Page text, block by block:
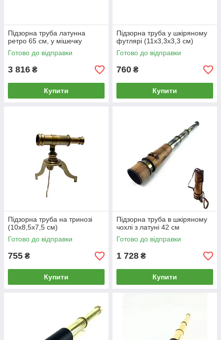
Підзорна труба латунна
ретро 65 см, у мішечку
Готово до відправки
3 816 ₴
Купити
Підзорна труба у шкіряному
футлярі (11х3,3х3,3 см)
Готово до відправки
760 ₴
Купити
Підзорна труба на тринозі
(10х8,5х7,5 см)
Готово до відправки
755 ₴
Купити
Підзорна труба в шкіряному
чохлі з латуні 42 см
Готово до відправки
1 728 ₴
Купити